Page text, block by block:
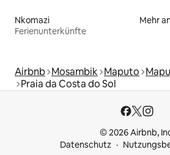
Nkomazi
Ferienunterkünfte
Mehr
Airbnb Mosambik Maputo
Praia da Costa do Sol
© 2026 Airbnb,
Datenschutz